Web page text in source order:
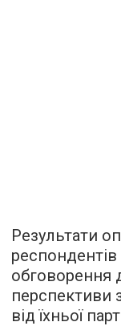
Результати
обговорення
перспективи
від їхньої